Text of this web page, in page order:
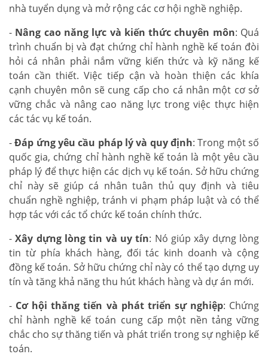
nhà tuyển dụng và mở rộng các cơ hội nghề nghiệp.
- Nâng cao năng lực và kiến thức chuyên môn: Quá
trình chuẩn bị và đạt chứng chỉ hành nghề kế toán đòi
hỏi cá nhân phải nắm vững kiến thức và kỹ năng kế
toán cần thiết. Việc tiếp cận và hoàn thiện các khía
cạnh chuyên môn sẽ cung cấp cho cá nhân một cơ sở
vững chắc và nâng cao năng lực trong việc thực hiện
các tác vụ kế toán.
-Đáp ứng yêu cầu pháp lý và quy định: Trong một số
quốc gia, chứng chỉ hành nghề kế toán là một yêu cầu
pháp lý để thực hiện các dịch vụ kế toán. Sở hữu chứng
chỉ này sẽ giúp cá nhân tuân thủ quy định và tiêu
chuẩn nghề nghiệp, tránh vi phạm pháp luật và có thể
hợp tác với các tổ chức kế toán chính thức.
-Xây dựng lòng tin và uy tín: Nó giúp xây dựng lòng
tin từ phía khách hàng, đối tác kinh doanh và cộng
đồng kế toán. Sở hữu chứng chỉ này có thể tạo dựng uy
tín và tăng khả năng thu hút khách hàng và dự án mới.
- Cơ hội thăng tiến và phát triển sự nghiệp: Chứng
chỉ hành nghề kế toán cung cấp một nền tảng vững
chắc cho sự thăng tiến và phát triển trong sự nghiệp kế
toán.